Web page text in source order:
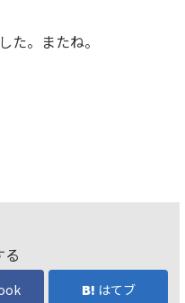
た。またね。
る
はてブ